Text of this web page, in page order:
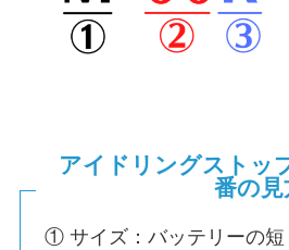
アイドリングストッ
番の見
① サイズ：バッテリーの短